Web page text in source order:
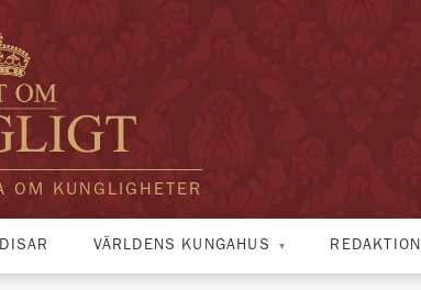
OM KUNGLIGHETER
VÄRLDENS KUNGAHUS REDAKTION